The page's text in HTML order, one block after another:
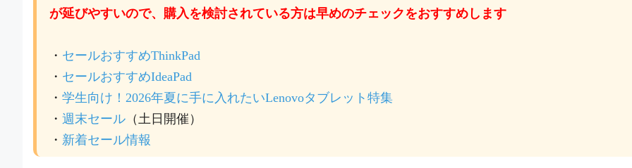
が延びやすいので、購入を検討されている方は早めのチェックをおすすめします
・ セールおすすめThinkPad
・ セールおすすめIdeaPad
・ 学生向け！2026年夏に手に入れたいLenovoタブレット特集
・ 週末セール （土日開催）
・ 新着セール情報